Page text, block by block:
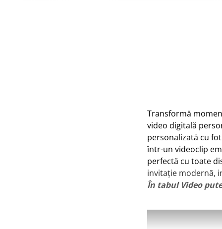
Transformă
video digitală
personalizată cu
într-un videoclip
perfectă cu toate
invitație modernă,
În tabul Video